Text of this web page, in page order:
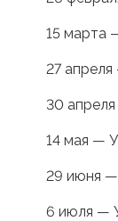
15 марта
27
30
14 мая —
29 июня —
6 июля —